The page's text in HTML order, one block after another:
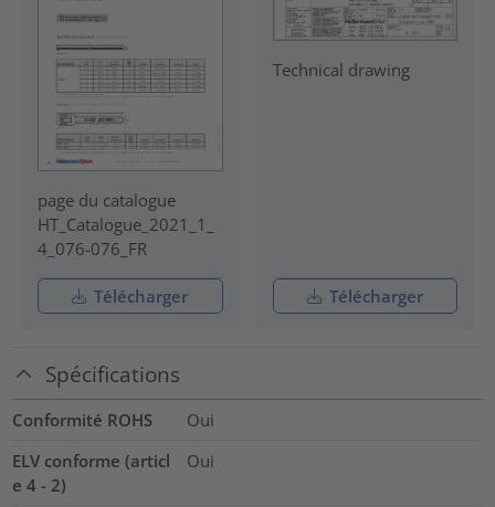
page du catalogue
HT_Catalogue_2021_1_
4_076-076_FR
Télécharger
Technical drawing
Télécharger
Spécifications
Conformité ROHS
Oui
ELV conforme (articl
e 4 - 2)
Oui